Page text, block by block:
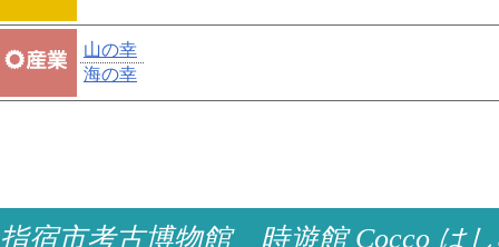
山の幸
海の幸
指宿市考古博物館 時遊館 Cocco は